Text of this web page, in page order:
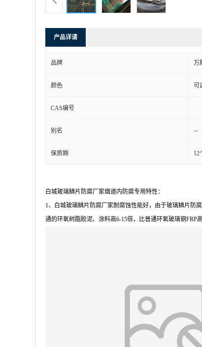
产品详请
品牌 万
颜色 可
CAS编号
别名 --
保质期 12
白城玻璃鳞片防腐厂家烟道内防腐专用特性：
1、白城玻璃鳞片防腐厂家耐腐蚀性能好，由于玻璃鳞片防
通的环氧树脂胶泥、涂料高6-15倍，比普通环氧玻璃钢FRP高